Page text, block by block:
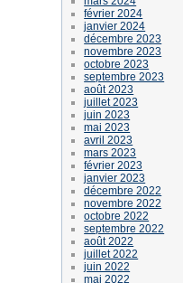
février 2024
janvier 2024
décembre 2023
novembre 2023
octobre 2023
septembre 2023
août 2023
juillet 2023
juin 2023
mai 2023
avril 2023
mars 2023
février 2023
janvier 2023
décembre 2022
novembre 2022
octobre 2022
septembre 2022
août 2022
juillet 2022
juin 2022
mai 2022